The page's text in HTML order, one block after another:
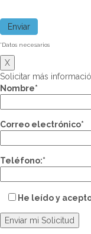
*Datos necesarios
X
Solicitar más
Nombre*
Correo electrónico*
Teléfono:*
He leído y